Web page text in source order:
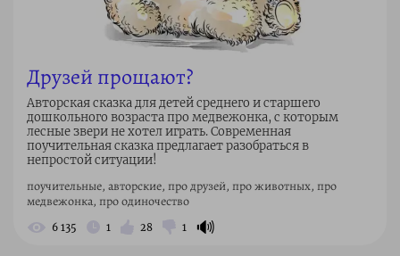
Друзей прощают?
Авторская сказка для детей среднего и старшего
дошкольного возраста про медвежонка, с которым
лесные звери не хотел играть. Современная
поучительная сказка предлагает разобраться в
непростой ситуации!
поучительные, авторские, про друзей, про животных, про
медвежонка, про одиночество
6 135 1 28 1 🔊